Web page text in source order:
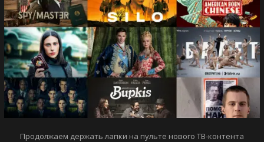
Продолжаем держать лапки на пульте нового ТВ-контента